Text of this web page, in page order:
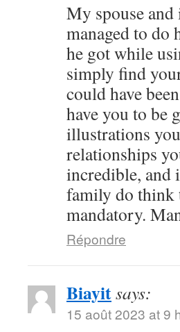
My spouse
managed to do
he got while
simply find
could have
have you to be
illustrations
relationships
incredible, and
family do think
mandatory.
Répondre
Biayitsays:
15 août 2023 at 9